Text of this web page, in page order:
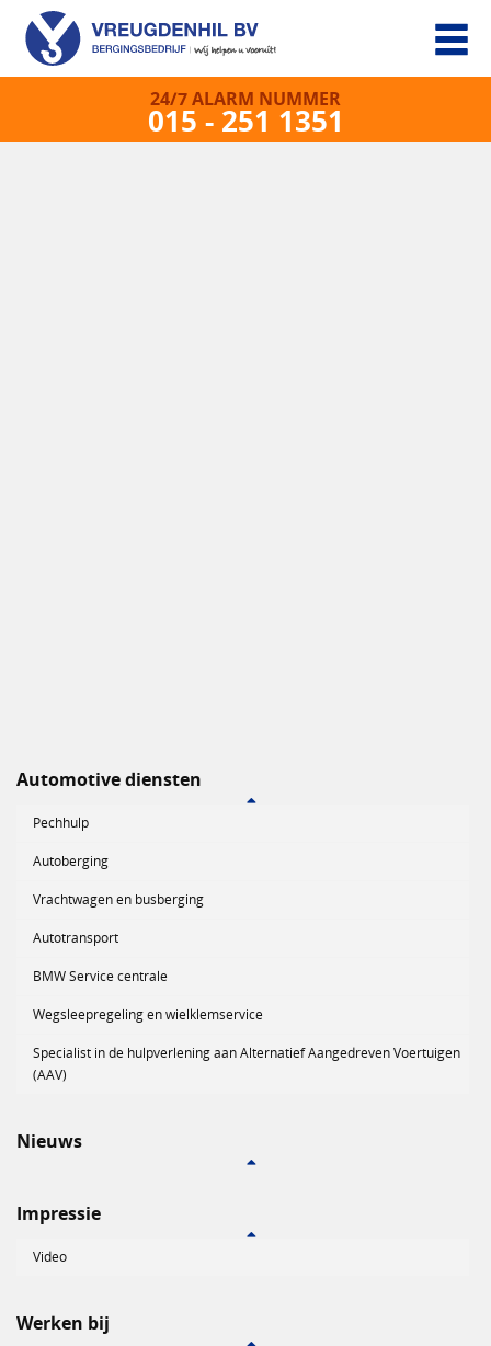
24/7 ALARM NUMMER
015 - 251 1351
Automotive diensten
Pechhulp
Autoberging
Vrachtwagen en busberging
Autotransport
BMW Service centrale
Wegsleepregeling en wielklemservice
Specialist in de hulpverlening aan Alternatief Aangedreven Voertuigen
(AAV)
Nieuws
Impressie
Video
Werken bij